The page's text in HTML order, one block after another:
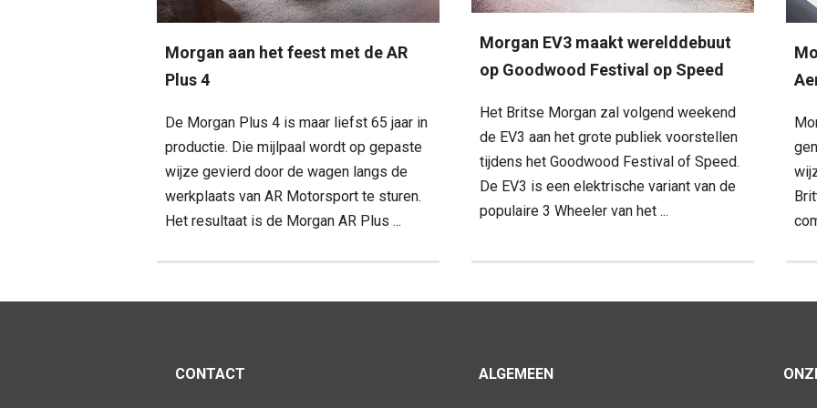
Morgan aan het feest met de AR
Plus 4
De Morgan Plus 4 is maar liefst 65 jaar in
productie. Die mijlpaal wordt op gepaste
wijze gevierd door de wagen langs de
werkplaats van AR Motorsport te sturen.
Het resultaat is de Morgan AR Plus ...
Morgan EV3 maakt werelddebuut
op Goodwood Festival op Speed
Het Britse Morgan zal volgend weekend
de EV3 aan het grote publiek voorstellen
tijdens het Goodwood Festival of Speed.
De EV3 is een elektrische variant van de
populaire 3 Wheeler van het ...
CONTACT ALGEMEEN